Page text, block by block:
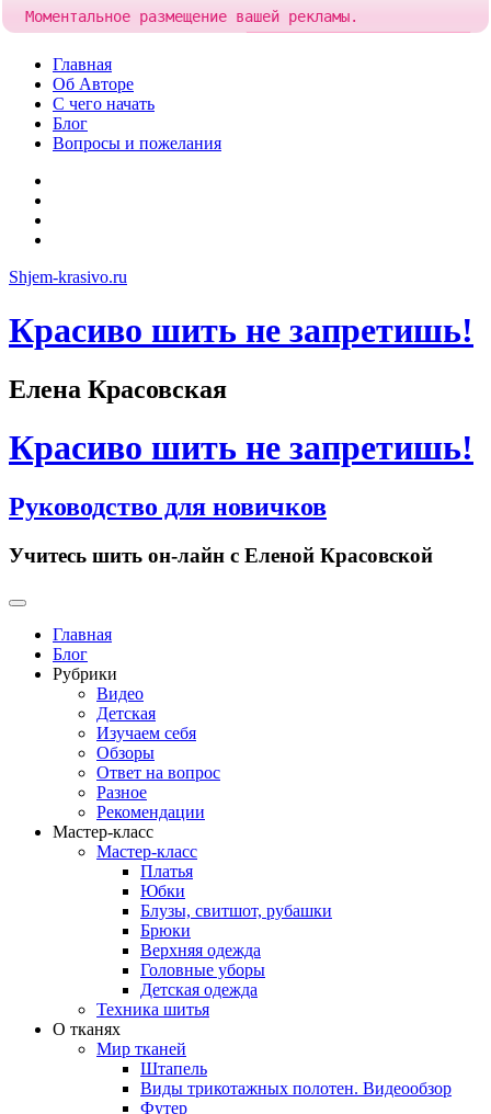
Skip
content
Главная
Об Авторе
С чего начать
Блог
Вопросы и пожелания
Shjem-krasivo.ru
Красиво шить не запретишь!
Елена Красовская
Красиво шить не запретишь!
Руководство для новичков
Учитесь шить он-лайн с Еленой Красовской
Primary
Главная
Блог
Рубрики
Видео
Детская
Изучаем себя
Обзоры
Ответ на вопрос
Разное
Рекомендации
Мастер-класс
Мастер-класс
Платья
Юбки
Блузы, свитшот, рубашки
Брюки
Верхняя одежда
Головные уборы
Детская одежда
Техника шитья
О тканях
Мир тканей
Штапель
Виды трикотажных полотен. Видеообзор
Футер
Моментальное размещение вашей рекламы.